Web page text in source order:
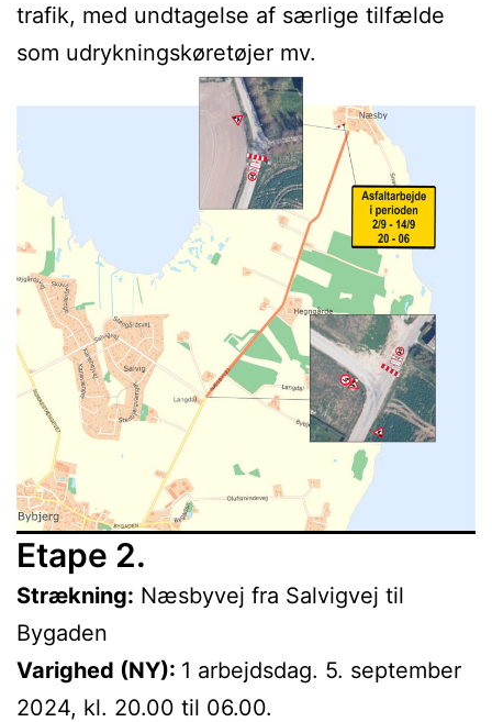
trafik, med undtagelse af særlige tilfælde
som udrykningskøretøjer mv.
Etape 2.
Strækning: Næsbyvej fra Salvigvej til
Bygaden
Varighed (NY): 1 arbejdsdag. 5. september
2024, kl. 20.00 til 06.00.